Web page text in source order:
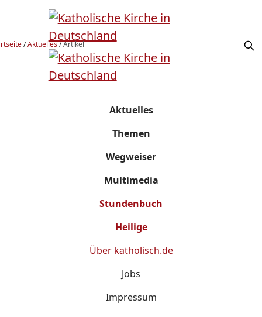
/Aktuelles/Artikel
Aktuelles
Themen
Wegweiser
Multimedia
Stundenbuch
Heilige
Über katholisch.de
Jobs
Impressum